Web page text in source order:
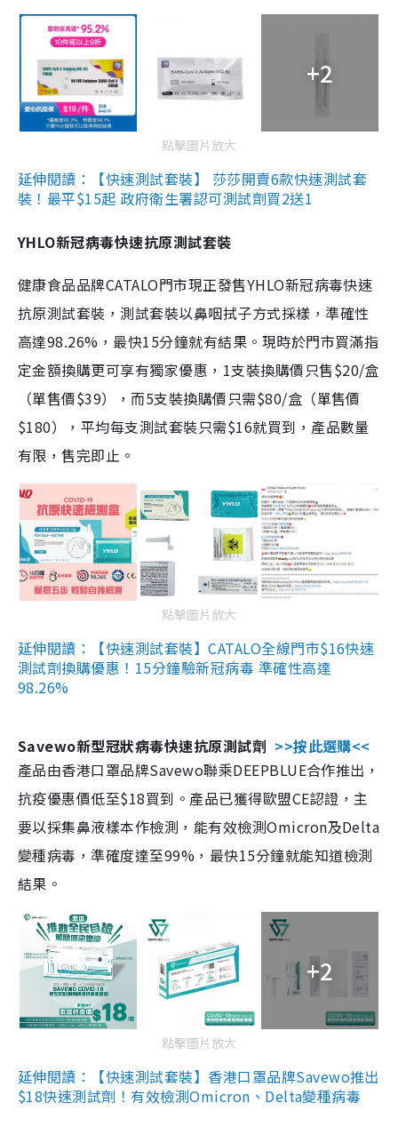
+2
點擊圖片放大
延伸閱讀：【快速測試套裝】 莎莎開賣6款快速測試套
裝！最平$15起 政府衛生署認可測試劑買2送1
YHLO新冠病毒快速抗原測試套裝
健康食品品牌CATALO門市現正發售YHLO新冠病毒快速
抗原測試套裝，測試套裝以鼻咽拭子方式採樣，準確性
高達98.26%，最快15分鐘就有結果。現時於門市買滿指
定金額換購更可享有獨家優惠，1支裝換購價只售$20/盒
（單售價$39），而5支裝換購價只需$80/盒（單售價
$180），平均每支測試套裝只需$16就買到，產品數量
有限，售完即止。
點擊圖片放大
延伸閱讀：【快速測試套裝】CATALO全線門市$16快速
測試劑換購優惠！15分鐘驗新冠病毒 準確性高達
98.26%
Savewo新型冠狀病毒快速抗原測試劑 >>按此選購<<
產品由香港口罩品牌Savewo聯乘DEEPBLUE合作推出，
抗疫優惠價低至$18買到。產品已獲得歐盟CE認證，主
要以採集鼻液樣本作檢測，能有效檢測Omicron及Delta
變種病毒，準確度達至99%，最快15分鐘就能知道檢測
結果。
+2
點擊圖片放大
延伸閱讀：【快速測試套裝】香港口罩品牌Savewo推出
$18快速測試劑！有效檢測Omicron、Delta變種病毒